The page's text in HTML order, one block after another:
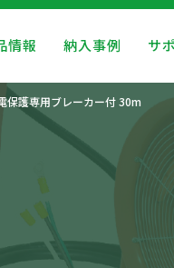
情報 納入事例 サ
保護専用ブレーカー付 30m